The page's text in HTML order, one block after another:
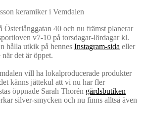
40 och nu främst planerar
v7-10 på torsdagar-lördagar kl.
hålla utkik på hennes Instagram-sida eller
när det är öppet.
vill ha lokalproducerade produkter
känns jättekul att vi nu har fler
öppnade Sarah Thorén gårdsbutiken
silver-smycken och nu finns alltså även